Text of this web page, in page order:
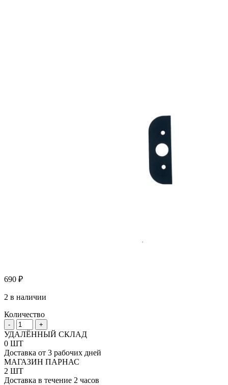
690 ₽
2 в наличии
Количество
-
Количество
товара
Крепежная
пластина
заднего
фонаря
для
+
УДАЛЁННЫЙ СКЛАД
0 ШТ
Доставка от 3 рабочих дней
МАГАЗИН ПАРНАС
2 ШТ
Доставка в течение 2 часов